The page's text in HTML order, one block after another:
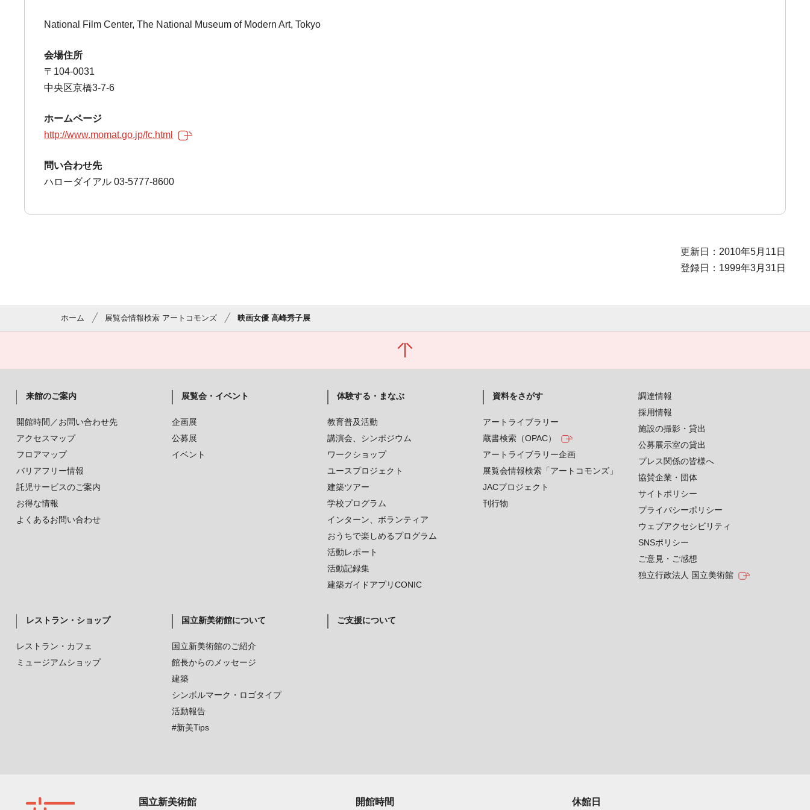
National Film Center, The National Museum of Modern Art, Tokyo
会場住所
〒104-0031
中央区京橋3-7-6
ホームページ
http://www.momat.go.jp/fc.html
問い合わせ先
ハローダイアル 03-5777-8600
更新日：2010年5月11日
登録日：1999年3月31日
ホーム 展覧会情報検索 アートコモンズ 映画女優 高峰秀子展
来館のご案内
開館時間／お問い合わせ先
アクセスマップ
フロアマップ
バリアフリー情報
託児サービスのご案内
お得な情報
よくあるお問い合わせ
展覧会・イベント
企画展
公募展
イベント
体験する・まなぶ
教育普及活動
講演会、シンポジウム
ワークショップ
ユースプロジェクト
建築ツアー
学校プログラム
インターン、ボランティア
おうちで楽しめるプログラム
活動レポート
活動記録集
建築ガイドアプリCONIC
資料をさがす
アートライブラリー
蔵書検索（OPAC）
アートライブラリー企画
展覧会情報検索「アートコモンズ」
JACプロジェクト
刊行物
レストラン・ショップ
レストラン・カフェ
ミュージアムショップ
国立新美術館について
国立新美術館のご紹介
館長からのメッセージ
建築
シンボルマーク・ロゴタイプ
活動報告
#新美Tips
ご支援について
調達情報
採用情報
施設の撮影・貸出
公募展示室の貸出
プレス関係の皆様へ
協賛企業・団体
サイトポリシー
プライバシーポリシー
ウェブアクセシビリティ
SNSポリシー
ご意見・ご感想
独立行政法人 国立美術館
国立新美術館 開館時間 休館日